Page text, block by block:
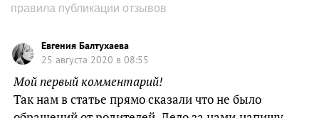
правила публикации отзывов
Евгения Балтухаева
25 августа 2020 в 08:55
Мой первый комментарий!
Так нам в статье прямо сказали что не было